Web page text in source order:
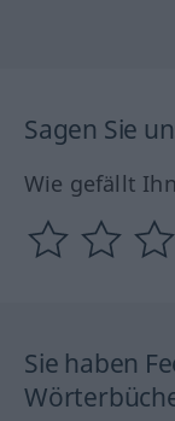
Sagen Sie
Wie gefällt
Sie haben